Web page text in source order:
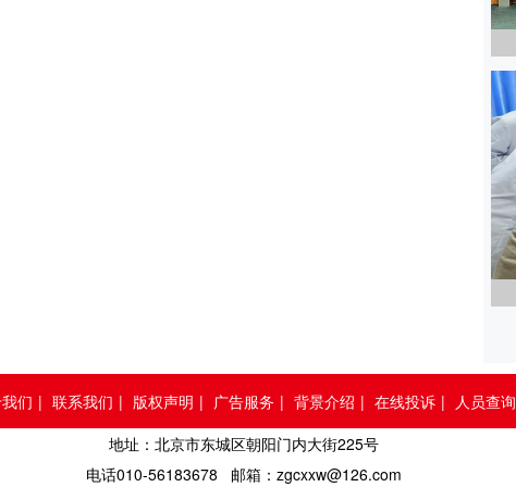
们 | 联系我们 | 版权声明 | 广告服务 | 背景介绍 | 在线投诉 | 人员查询
地址：北京市东城区朝阳门内大街225号
电话010-56183678 邮箱：zgcxxw@126.com